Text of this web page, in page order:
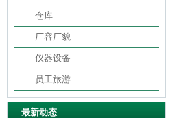
仓库
厂容厂貌
仪器设备
员工旅游
最新动态